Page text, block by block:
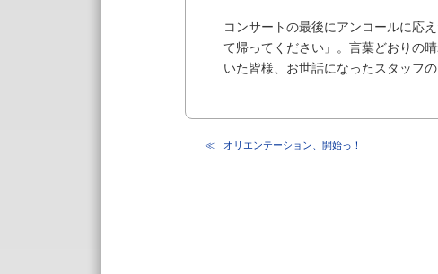
コンサートの最後にアンコールに応
て帰ってください」。言葉どおりの
いた皆様、お世話になったスタッフ
オリエンテーション、開始っ！